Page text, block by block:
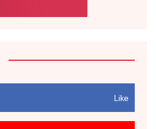
Like